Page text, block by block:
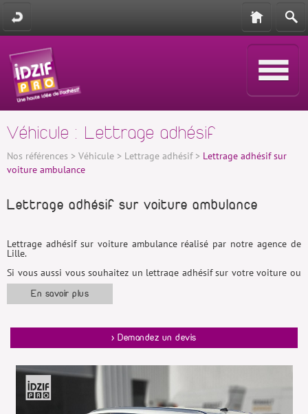
Véhicule : Lettrage adhésif
Nos références > Véhicule > Lettrage adhésif > Lettrage adhésif sur
voiture ambulance
Lettrage adhésif sur voiture ambulance
Lettrage adhésif sur voiture ambulance réalisé par notre agence de
Lille.
Si vous aussi vous souhaitez un lettrage adhésif sur votre voiture ou
uncovering, n'hésitez pas à contacter une de
(75), Pantin (93), Levallois-Perret (92), Lille (59) ou Béthune (62).
En savoir plus
> Demandez un devis